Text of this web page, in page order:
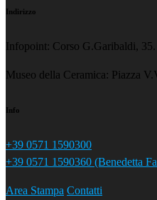
Indirizzo
Infopoint: Corso G.Garibaldi, 35.
Museo della Ceramica: Piazza
Info
+39 0571 1590300
+39 0571 1590360 (Benedetta
Area Stampa Contatti